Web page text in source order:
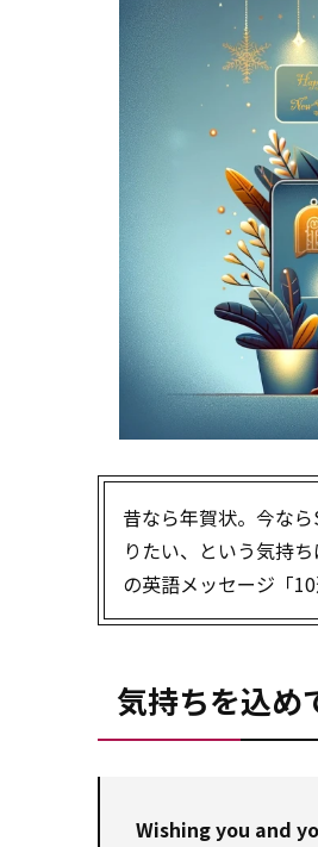
昔なら年賀状。今な
りたい、という気持
の英語メッセージ「10
気持ちを込め
Wishing you and